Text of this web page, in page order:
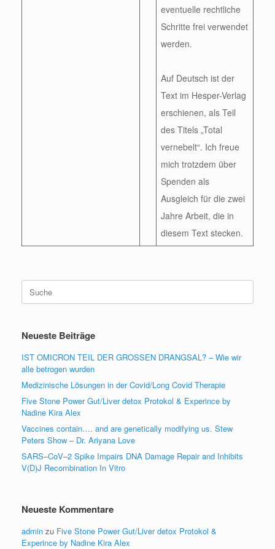
eventuelle rechtliche
Schritte frei verwendet
werden.
Auf Deutsch ist der
Text im Hesper-Verlag
erschienen, als Teil
des Titels „Total
vernebelt“. Ich freue
mich trotzdem über
Spenden als
Ausgleich für die zwei
Jahre Arbeit, die in
diesem Text stecken.
Suche
nach:
Neueste Beiträge
IST OMICRON TEIL DER GROSSEN DRANGSAL? – Wie wir
alle betrogen wurden
Medizinische Lösungen in der Covid/Long Covid Therapie
Five Stone Power Gut/Liver detox Protokol & Experince by
Nadine Kira Alex
Vaccines contain…. and are genetically modifying us. Stew
Peters Show – Dr. Ariyana Love
SARS–CoV–2 Spike Impairs DNA Damage Repair and Inhibits
V(D)J Recombination In Vitro
Neueste Kommentare
admin zu Five Stone Power Gut/Liver detox Protokol &
Experince by Nadine Kira Alex